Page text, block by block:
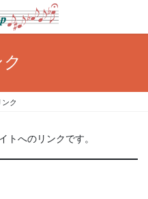
ンク
トへのリンクです。